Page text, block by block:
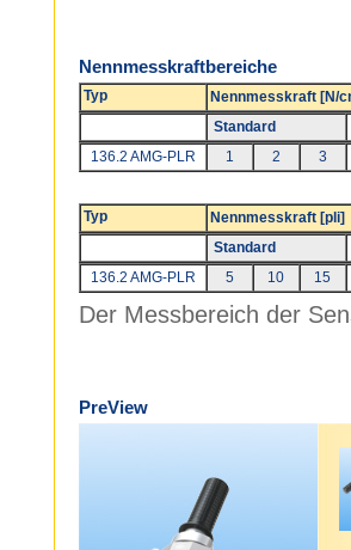
Nennmesskraftbereiche
Typ
Nennmesskraft [N/
Standard
136.2 AMG-PLR
1 2 3
Typ
Nennmesskraft [pli]
Standard
136.2 AMG-PLR
5 10 15
Der Messbereich der
PreView